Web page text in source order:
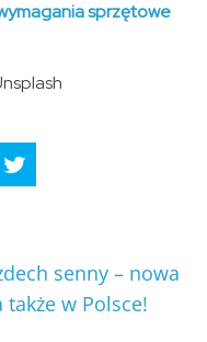
sprzętowe
senny – nowa
w Polsce!